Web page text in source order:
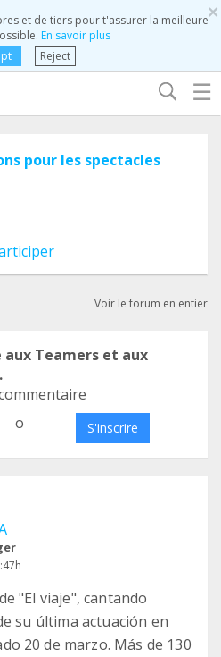
×
et de tiers pour t'assurer la meilleure
En savoir plus
Reject
☰
pour les spectacles
Voir le forum en entier
Teamers et aux
o S'inscrire
"El viaje", cantando
su última actuación en
20 de marzo. Más de 130